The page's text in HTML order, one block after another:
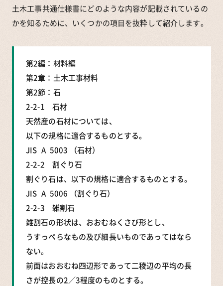
土木工事共通仕様書にどのような内容が記載されているの
かを知るために、いくつかの項目を抜粋して紹介します。
第2編：材料編
第2章：土木工事材料
第2節：石
2-2-1 石材
天然産の石材については、
以下の規格に適合するものとする。
JIS A 5003 （石材）
2-2-2 割ぐり石
割ぐり石は、以下の規格に適合するものとする。
JIS A 5006 （割ぐり石）
2-2-3 雑割石
雑割石の形状は、おおむねくさび形とし、
うすっぺらなもの及び細長いものであってはなら
ない｡
前面はおおむね四辺形であって二稜辺の平均の長
さが控長の2／3程度のものとする｡